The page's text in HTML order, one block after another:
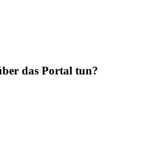
das Portal tun?